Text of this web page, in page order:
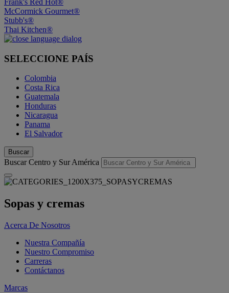
McCormick Gourmet®
Stubb's®
Thai Kitchen®
SELECCIONE PAÍS
Colombia
Costa Rica
Guatemala
Honduras
Nicaragua
Panama
El Salvador
Buscar
Buscar Centro y Sur América
Sopas y cremas
Acerca De Nosotros
Nuestra Compañía
Nuestro Compromiso
Carreras
Contáctanos
Marcas